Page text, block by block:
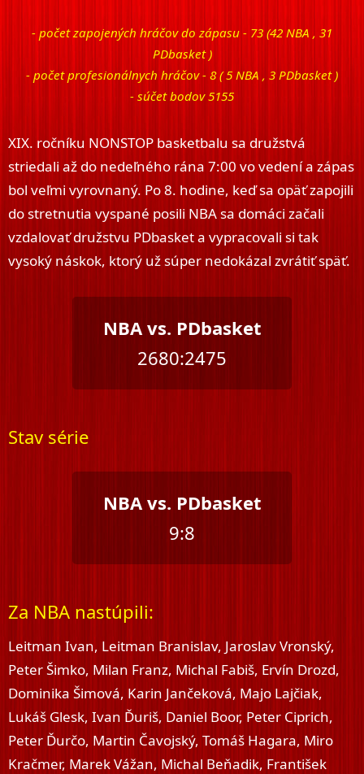
- počet zapojených hráčov do zápasu - 73 (42 NBA , 31
PDbasket )
- počet profesionálnych hráčov - 8 ( 5 NBA , 3 PDbasket )
- súčet bodov 5155
XIX. ročníku NONSTOP basketbalu sa družstvá
striedali až do nedeľného rána 7:00 vo vedení a zápas
bol veľmi vyrovnaný. Po 8. hodine, keď sa opäť zapojili
do stretnutia vyspané posili NBA sa domáci začali
vzdalovať družstvu PDbasket a vypracovali si tak
vysoký náskok, ktorý už súper nedokázal zvrátiť späť.
NBA vs. PDbasket
2680:2475
Stav série
NBA vs. PDbasket
9:8
Za NBA nastúpili:
Leitman Ivan, Leitman Branislav, Jaroslav Vronský,
Peter Šimko, Milan Franz, Michal Fabiš, Ervín Drozd,
Dominika Šimová, Karin Jančeková, Majo Lajčiak,
Lukáš Glesk, Ivan Ďuriš, Daniel Boor, Peter Ciprich,
Peter Ďurčo, Martin Čavojský, Tomáš Hagara, Miro
Kračmer, Marek Vážan, Michal Beňadik, František